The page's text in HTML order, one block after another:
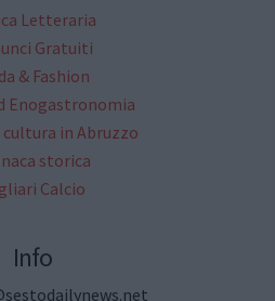
Letteraria
Gratuiti
& Fashion
Enogastronomia
cultura in Abruzzo
storica
Calcio
Info